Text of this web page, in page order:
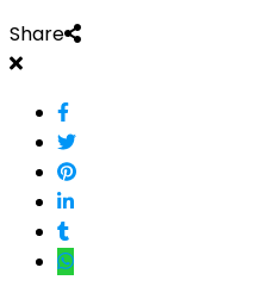
Share